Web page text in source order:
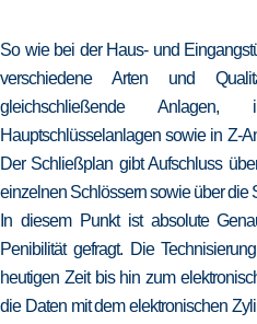
So wie bei der Haus- und
verschiedene Arten und
gleichschließende
Hauptschlüsselanlagen sowie in Z-
Der Schließplan gibt Aufschluss
einzelnen Schlössern sowie über die
In diesem Punkt ist absolute
Penibilität gefragt. Die
heutigen Zeit bis hin zum
die Daten mit dem elektronischen